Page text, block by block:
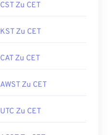
CST Zu CET
KST Zu CET
CAT Zu CET
AWST Zu CET
UTC Zu CET